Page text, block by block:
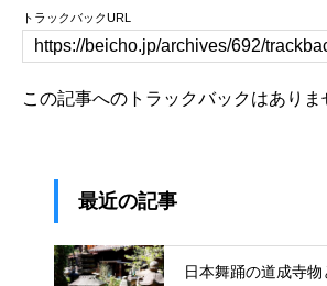
トラックバックURL
この記事へのトラックバックはありま
最近の記事
日本舞踊の道成寺